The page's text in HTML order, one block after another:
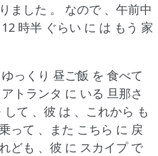
ました 。
なので 、午前中
時半 ぐらい に は もう 家
っくり 昼ご飯 を 食べて
トランタ に いる 旦那さ
して 、彼 は 、これから も
って 、また こちら に 戻
ども 、彼 に スカイプ で